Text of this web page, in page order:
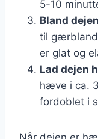
5-10
Bland dejen
til
er glat og
Lad dejen
hæve i ca.
fordoblet i